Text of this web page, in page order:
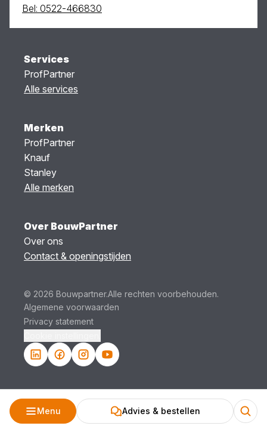
Menu Advies & bestellen
Bel: 0522-466830
Services
ProfPartner
Alle services
Merken
ProfPartner
Knauf
Stanley
Alle merken
Over BouwPartner
Over ons
Contact & openingstijden
© 2026 Bouwpartner.Alle rechten voorbehouden.
Algemene voorwaarden
Privacy statement